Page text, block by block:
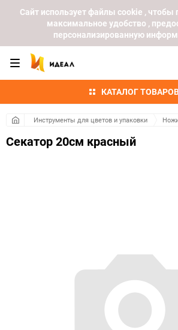
Cайт использует файлы cookie , чтобы
максимальное удобство ,
персонализированную
КАТАЛОГ
Инструменты для цветов и упаковки
Секатор 20см красный